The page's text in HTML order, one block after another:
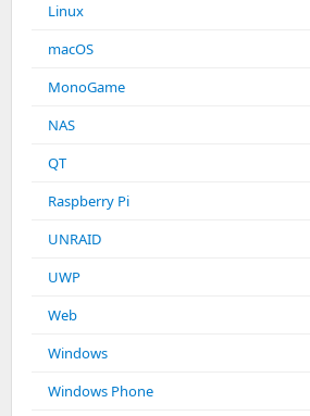
Linux
macOS
MonoGame
NAS
QT
Raspberry Pi
UNRAID
UWP
Web
Windows
Windows Phone